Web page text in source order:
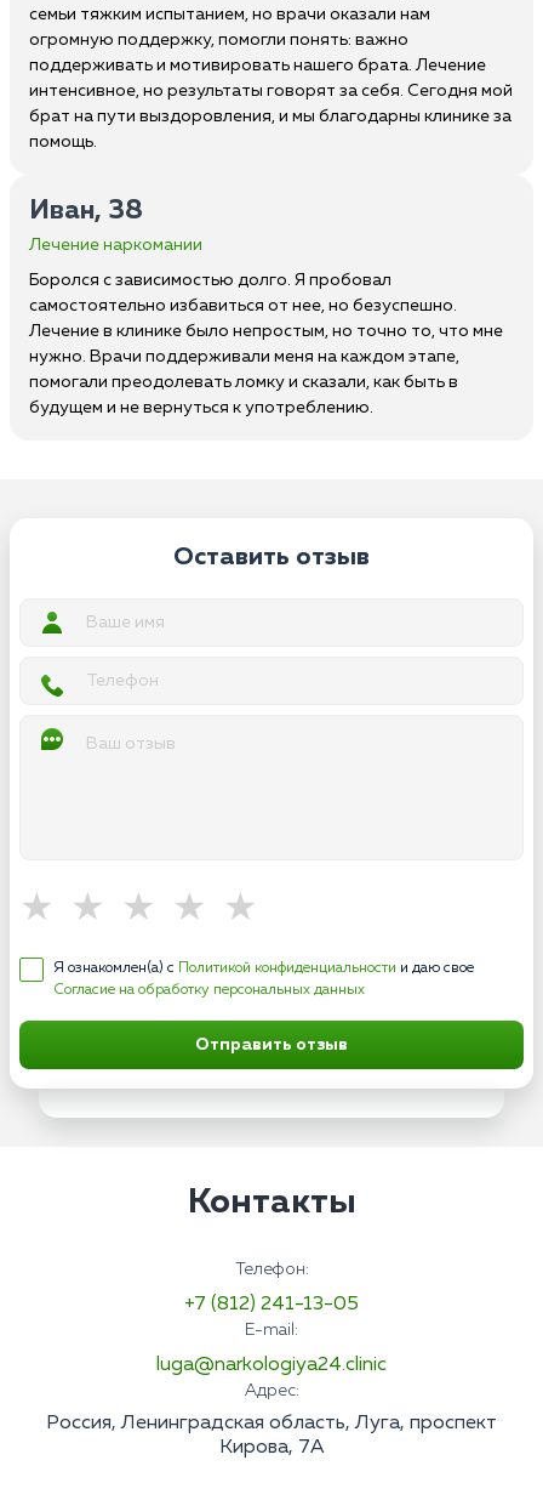
семьи тяжким испытанием, но врачи оказали нам
огромную поддержку, помогли понять: важно
поддерживать и мотивировать нашего брата. Лечение
интенсивное, но результаты говорят за себя. Сегодня мой
брат на пути выздоровления, и мы благодарны клинике за
помощь.
Иван, 38
Лечение наркомании
Боролся с зависимостью долго. Я пробовал
самостоятельно избавиться от нее, но безуспешно.
Лечение в клинике было непростым, но точно то, что мне
нужно. Врачи поддерживали меня на каждом этапе,
помогали преодолевать ломку и сказали, как быть в
будущем и не вернуться к употреблению.
Оставить отзыв
Я ознакомлен(а) с Политикой конфиденциальности и даю свое
Согласие на обработку персональных данных
Отправить отзыв
Контакты
Телефон:
+7 (812) 241-13-05
E-mail:
luga@narkologiya24.clinic
Адрес:
Россия, Ленинградская область, Луга, проспект
Кирова, 7А